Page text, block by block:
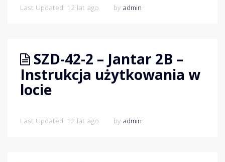
Last Updated: 12 lat ago by admin
SZD-42-2 – Jantar 2B –
Instrukcja użytkowania w
locie
Last Updated: 12 lat ago by admin